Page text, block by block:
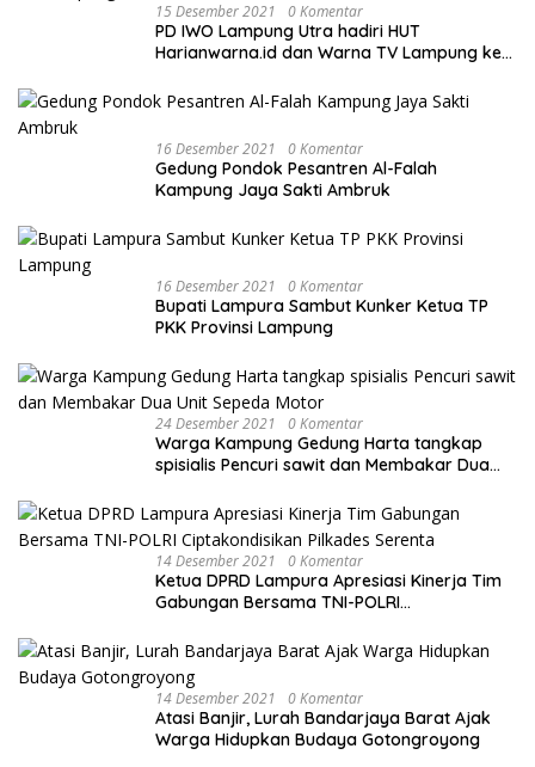
15 Desember 2021 0 Komentar
PD IWO Lampung Utra hadiri HUT
Harianwarna.id dan Warna TV Lampung ke-
16 Desember 2021 0 Komentar
Gedung Pondok Pesantren Al-Falah
Kampung Jaya Sakti Ambruk
16 Desember 2021 0 Komentar
Bupati Lampura Sambut Kunker Ketua TP
PKK Provinsi Lampung
24 Desember 2021 0 Komentar
Warga Kampung Gedung Harta tangkap
spisialis Pencuri sawit dan Membakar Dua
14 Desember 2021 0 Komentar
Ketua DPRD Lampura Apresiasi Kinerja Tim
Gabungan Bersama TNI-POLRI
14 Desember 2021 0 Komentar
Atasi Banjir, Lurah Bandarjaya Barat Ajak
Warga Hidupkan Budaya Gotongroyong